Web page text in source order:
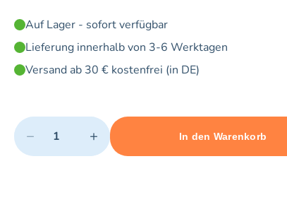
Auf Lager - sofort verfügbar
Lieferung innerhalb von 3-6 Werktagen
Versand ab 30 € kostenfrei (in DE)
Quantity
− +
Minimum quantity: 1 Maximum quantity: 489
In den Warenkorb
Add 1 item to cart